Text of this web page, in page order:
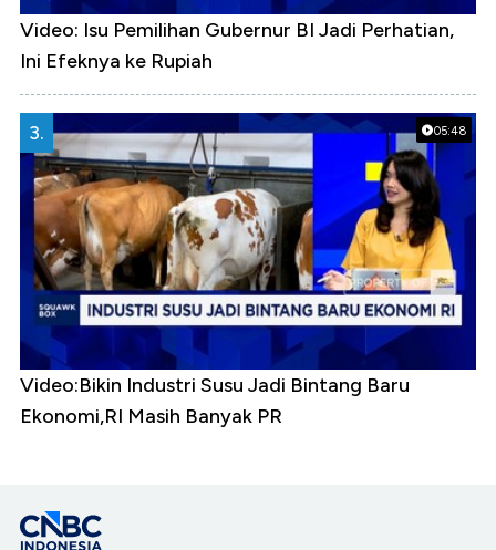
Video: Isu Pemilihan Gubernur BI Jadi Perhatian,
Ini Efeknya ke Rupiah
05:48
3.
Video:Bikin Industri Susu Jadi Bintang Baru
Ekonomi,RI Masih Banyak PR